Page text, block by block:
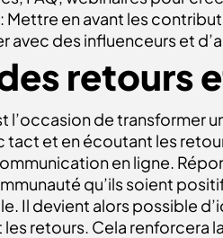
en avant les
avec des influenceurs et
retours
l’occasion de transformer
tact et en écoutant les
en ligne.
qu’ils soient
Il devient alors possible
retours. Cela renforcera